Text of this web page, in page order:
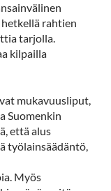
rahtien
tarjolla.
kilpailla
mukavuusliput,
Suomenkin
että alus
työlainsäädäntö,
Myös